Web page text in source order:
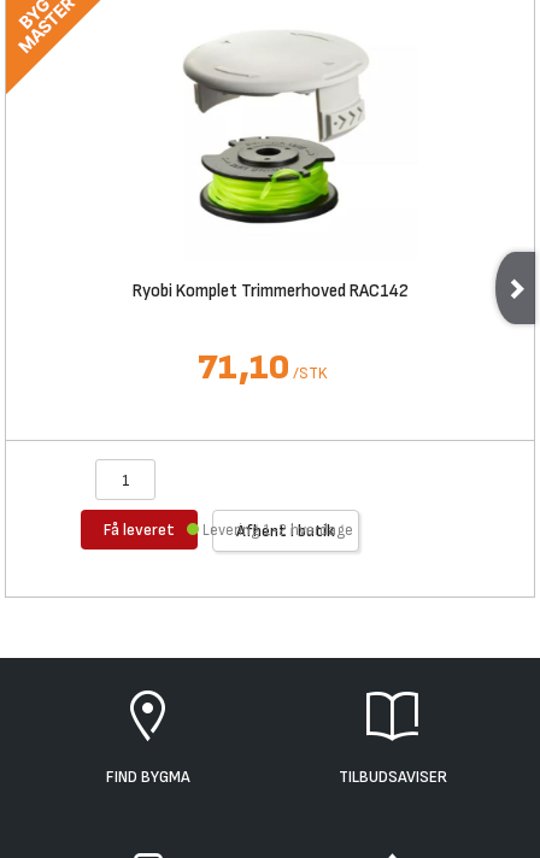
Ryobi Komplet Trimmerhoved RAC142
71,10 /STK
Få leveret Afhent i butik
Levering 1-2 hverdage
FIND BYGMA TILBUDSAVISER